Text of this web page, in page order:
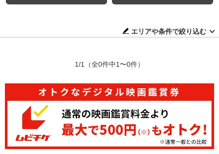
エリアや条件で絞り込む
1/1 （全0件中1〜0件）